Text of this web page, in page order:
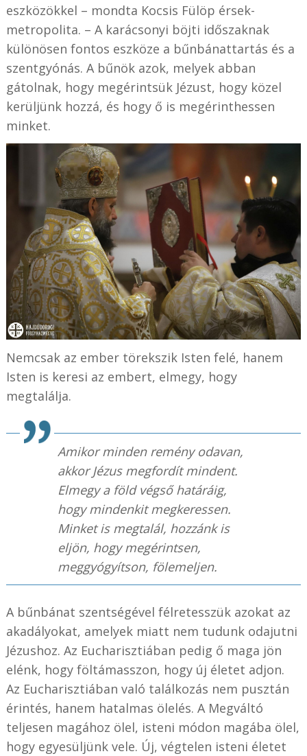
eszközökkel – mondta Kocsis Fülöp érsek-
metropolita. – A karácsonyi böjti időszaknak
különösen fontos eszköze a bűnbánattartás és a
szentgyónás. A bűnök azok, melyek abban
gátolnak, hogy megérintsük Jézust, hogy közel
kerüljünk hozzá, és hogy ő is megérinthessen
minket.
Nemcsak az ember törekszik Isten felé, hanem
Isten is keresi az embert, elmegy, hogy
megtalálja.
Amikor minden remény odavan,
akkor Jézus megfordít mindent.
Elmegy a föld végső határáig,
hogy mindenkit megkeressen.
Minket is megtalál, hozzánk is
eljön, hogy megérintsen,
meggyógyítson, fölemeljen.
A bűnbánat szentségével félretesszük azokat az
akadályokat, amelyek miatt nem tudunk odajutni
Jézushoz. Az Eucharisztiában pedig ő maga jön
elénk, hogy föltámasszon, hogy új életet adjon.
Az Eucharisztiában való találkozás nem pusztán
érintés, hanem hatalmas ölelés. A Megváltó
teljesen magához ölel, isteni módon magába ölel,
hogy egyesüljünk vele. Új, végtelen isteni életet